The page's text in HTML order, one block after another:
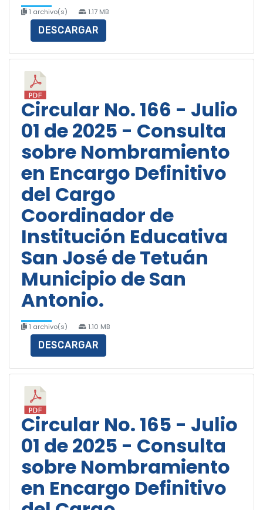
1 archivo(s) 1.17 MB
DESCARGAR
Circular No. 166 - Julio
01 de 2025 - Consulta
sobre Nombramiento
en Encargo Definitivo
del Cargo
Coordinador de
Institución Educativa
San José de Tetuán
Municipio de San
Antonio.
1 archivo(s) 1.10 MB
DESCARGAR
Circular No. 165 - Julio
01 de 2025 - Consulta
sobre Nombramiento
en Encargo Definitivo